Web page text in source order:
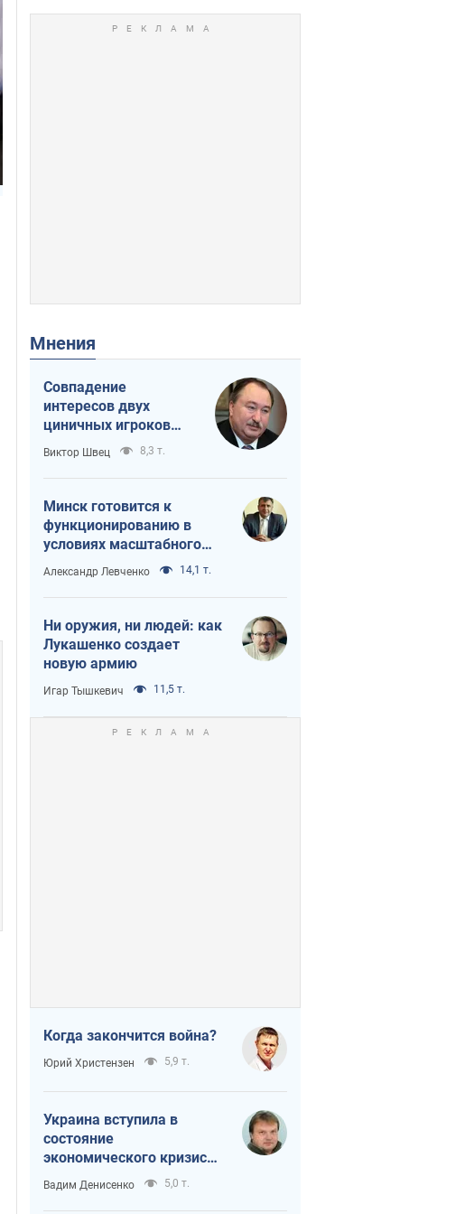
Мнения
Совпадение
интересов двух
циничных игроков
или тайный план
Трампа и Путина?
Виктор Швец 8,3 т.
Минск готовится к
функционированию в
условиях масштабного
военного кризиса
Александр Левченко 14,1 т.
Ни оружия, ни людей: как
Лукашенко создает
новую армию
Игар Тышкевич 11,5 т.
Когда закончится война?
Юрий Христензен 5,9 т.
Украина вступила в
состояние
экономического кризиса.
Есть ли свет в конце
туннеля?
Вадим Денисенко 5,0 т.